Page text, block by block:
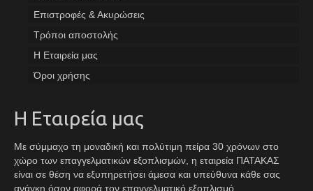
Επιστροφές & Ακυρώσεις
Τρόποι αποστολής
Η Εταιρεία μας
Όροι χρήσης
Η Εταιρεία μας
Με σύμμαχο τη μοναδική και πολύτιμη πείρα 30 χρόνων στο
χώρο των επαγγελματικών εξοπλισμών, η εταιρεία ΠΑΤΑΚΑΣ
είναι σε θέση να εξυπηρετήσει άμεσα και υπεύθυνα κάθε σας
ανάγκη όσον αφορά τον επαγγελματικό εξοπλισμό.